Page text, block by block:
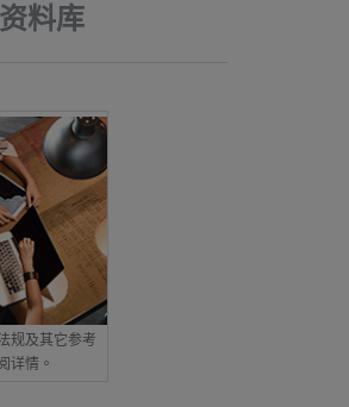
料库
规及其它参考
详情。